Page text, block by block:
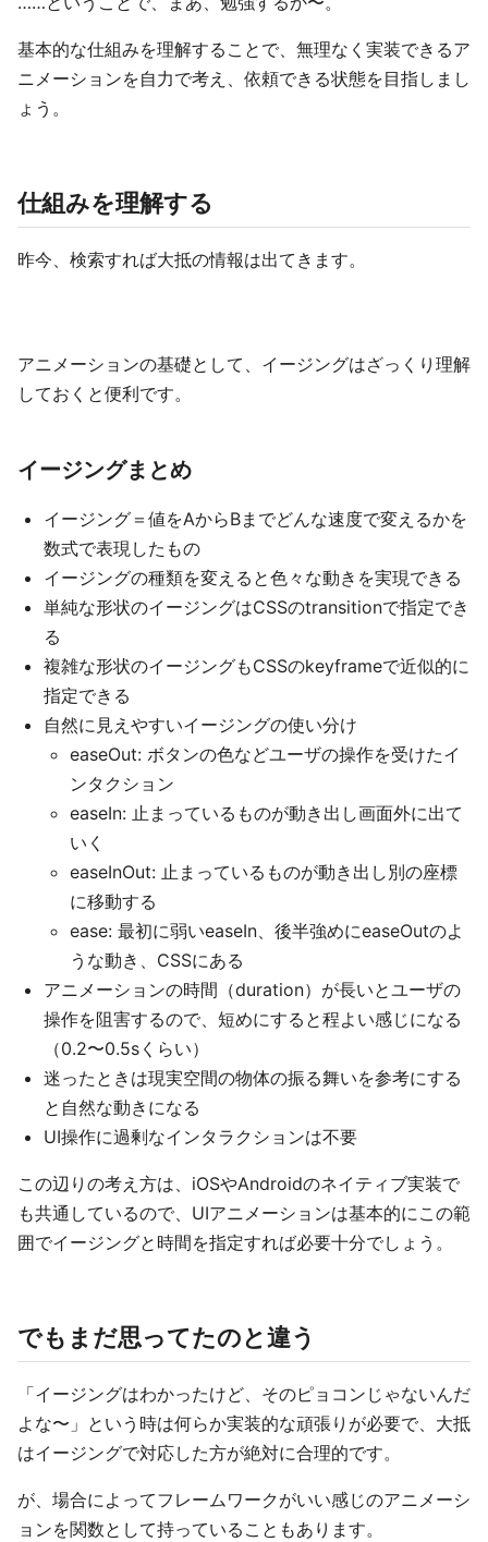
基本的な仕組みを理解することで、無理なく実装できるア
ニメーションを自力で考え、依頼できる状態を目指しまし
ょう。
仕組みを理解する
昨今、検索すれば大抵の情報は出てきます。
アニメーションの基礎として、イージングはざっくり理解
しておくと便利です。
イージングまとめ
イージング＝値をAからBまでどんな速度で変えるかを
数式で表現したもの
イージングの種類を変えると色々な動きを実現できる
単純な形状のイージングはCSSのtransitionで指定でき
る
複雑な形状のイージングもCSSのkeyframeで近似的に
指定できる
自然に見えやすいイージングの使い分け
easeOut: ボタンの色などユーザの操作を受けたイ
ンタクション
easeIn: 止まっているものが動き出し画面外に出て
いく
easeInOut: 止まっているものが動き出し別の座標
に移動する
ease: 最初に弱いeaseIn、後半強めにeaseOutのよ
うな動き、CSSにある
アニメーションの時間（duration）が長いとユーザの
操作を阻害するので、短めにすると程よい感じになる
（0.2〜0.5sくらい）
迷ったときは現実空間の物体の振る舞いを参考にする
と自然な動きになる
UI操作に過剰なインタラクションは不要
この辺りの考え方は、iOSやAndroidのネイティブ実装で
も共通しているので、UIアニメーションは基本的にこの範
囲でイージングと時間を指定すれば必要十分でしょう。
でもまだ思ってたのと違う
「イージングはわかったけど、そのピョコンじゃないんだ
よな〜」という時は何らか実装的な頑張りが必要で、大抵
はイージングで対応した方が絶対に合理的です。
が、場合によってフレームワークがいい感じのアニメーシ
ョンを関数として持っていることもあります。